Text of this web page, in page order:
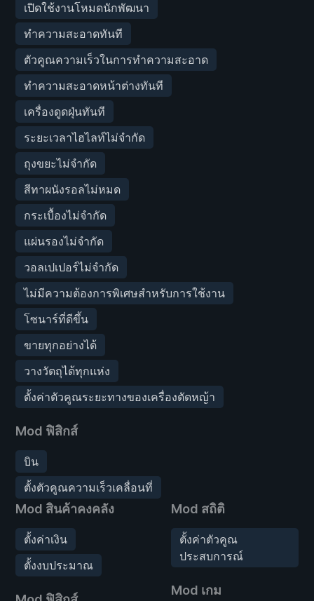
เปิดใช้งานโหมดนักพัฒนา
ทำความสะอาดทันที
ตัวคูณความเร็วในการทำความสะอาด
ทำความสะอาดหน้าต่างทันที
เครื่องดูดฝุ่นทันที
ระยะเวลาไฮไลท์ไม่จำกัด
ถุงขยะไม่จำกัด
สีทาผนังรอลไม่หมด
กระเบื้องไม่จำกัด
แผ่นรองไม่จำกัด
วอลเปเปอร์ไม่จำกัด
ไม่มีความต้องการพิเศษสำหรับการใช้งาน
โซนาร์ที่ดีขึ้น
ขายทุกอย่างได้
วางวัตถุได้ทุกแห่ง
ตั้งค่าตัวคูณระยะทางของเครื่องตัดหญ้า
Mod ฟิสิกส์
บิน
ตั้งตัวคูณความเร็วเคลื่อนที่
Mod สินค้าคงคลัง
ตั้งค่าเงิน
ตั้งงบประมาณ
Mod สถิติ
ตั้งค่าตัวคูณ
ประสบการณ์
Mod เกม